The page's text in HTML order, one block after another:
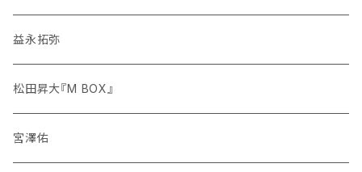
益永拓弥
松田昇大『M BOX』
宮澤佑